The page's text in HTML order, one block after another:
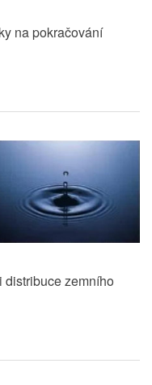
na pokračování
zemního